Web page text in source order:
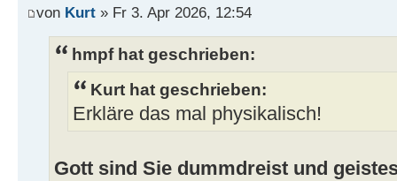
von Kurt » Fr 3. Apr 2026, 12:54
hmpf hat geschrieben:
Kurt hat geschrieben:
Erkläre das mal physikalisch!
Gott sind Sie dummdreist und